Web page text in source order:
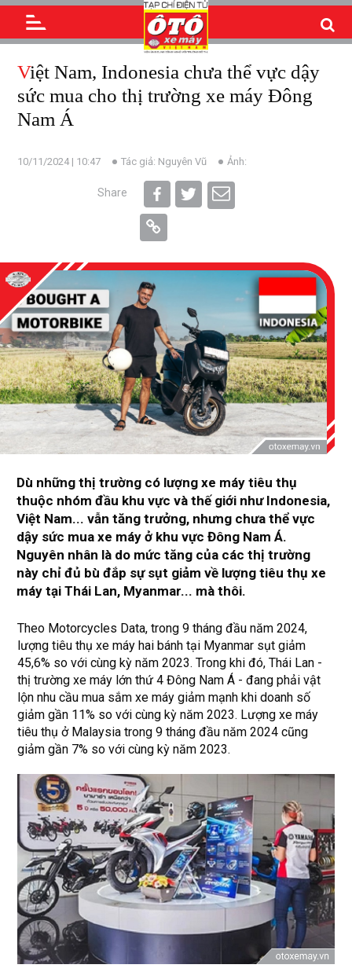
Việt Nam, Indonesia chưa thể vực dậy
sức mua cho thị trường xe máy Đông
Nam Á
10/11/2024 | 10:47 Tác giả: Nguyên Vũ Ảnh:
Share
Dù những thị trường có lượng xe máy tiêu thụ
thuộc nhóm đầu khu vực và thế giới như Indonesia,
Việt Nam... vẫn tăng trưởng, nhưng chưa thể vực
dậy sức mua xe máy ở khu vực Đông Nam Á.
Nguyên nhân là do mức tăng của các thị trường
này chỉ đủ bù đắp sự sụt giảm về lượng tiêu thụ xe
máy tại Thái Lan, Myanmar... mà thôi.
Theo Motorcycles Data, trong 9 tháng đầu năm 2024,
lượng tiêu thụ xe máy hai bánh tại Myanmar sụt giảm
45,6% so với cùng kỳ năm 2023. Trong khi đó, Thái Lan -
thị trường xe máy lớn thứ 4 Đông Nam Á - đang phải vật
lộn nhu cầu mua sắm xe máy giảm mạnh khi doanh số
giảm gần 11% so với cùng kỳ năm 2023. Lượng xe máy
tiêu thụ ở Malaysia trong 9 tháng đầu năm 2024 cũng
giảm gần 7% so với cùng kỳ năm 2023.